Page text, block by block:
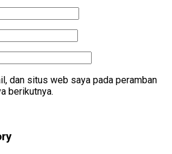
dan situs web saya pada peramban
berikutnya.